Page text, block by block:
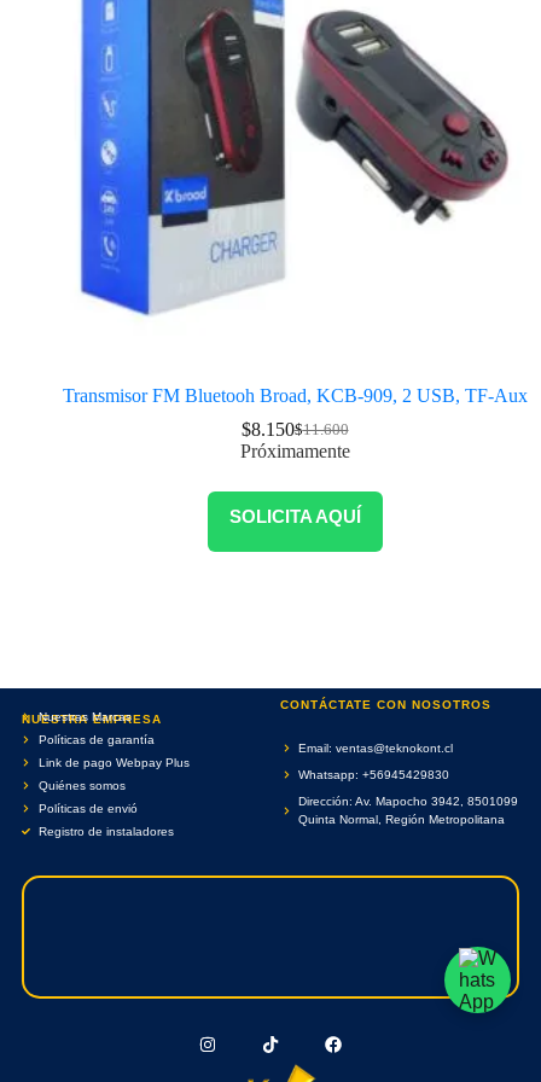
Transmisor FM Bluetooh Broad, KCB-909, 2 USB, TF-Aux
$11.600
$8.150
Próximamente
SOLICITA AQUÍ
NUESTRA EMPRESA
Nuestras Marcas
Políticas de garantía
Link de pago Webpay Plus
Quiénes somos
Políticas de envió
Registro de instaladores
CONTÁCTATE CON NOSOTROS
Email: ventas@teknokont.cl
Whatsapp: +56945429830
Dirección: Av. Mapocho 3942, 8501099
Quinta Normal, Región Metropolitana